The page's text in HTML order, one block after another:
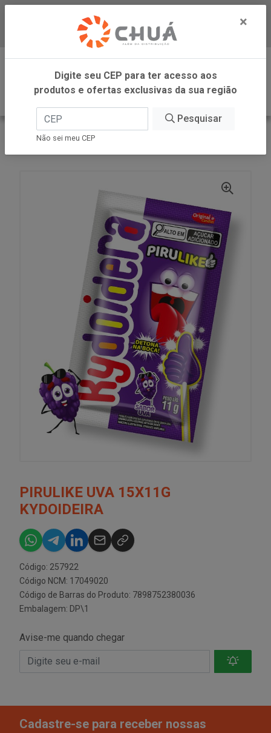
Baixe já nosso APP
0
INÍCIO
ORIGINALLE CANDIES
PIRULIKE UVA 15X11G
KYDOIDEIRA
Código: 257922
Código NCM: 17049020
Código de Barras do Produto: 7898752380036
Embalagem: DP\1
Avise-me quando chegar
Cadastre-se para receber nossas
×
Digite seu CEP para ter acesso aos
produtos e ofertas exclusivas da sua região
Pesquisar
Não sei meu CEP